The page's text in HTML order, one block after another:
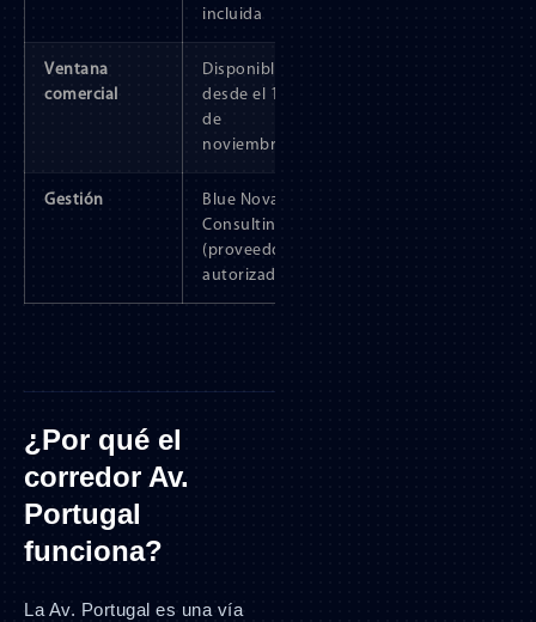
incluida
Ventana
comercial
Disponible
desde el 1
de
noviembre
Gestión
Blue Nova
Consulting
(proveedor
autorizado)
¿Por qué el
corredor Av.
Portugal
funciona?
La Av. Portugal es una vía